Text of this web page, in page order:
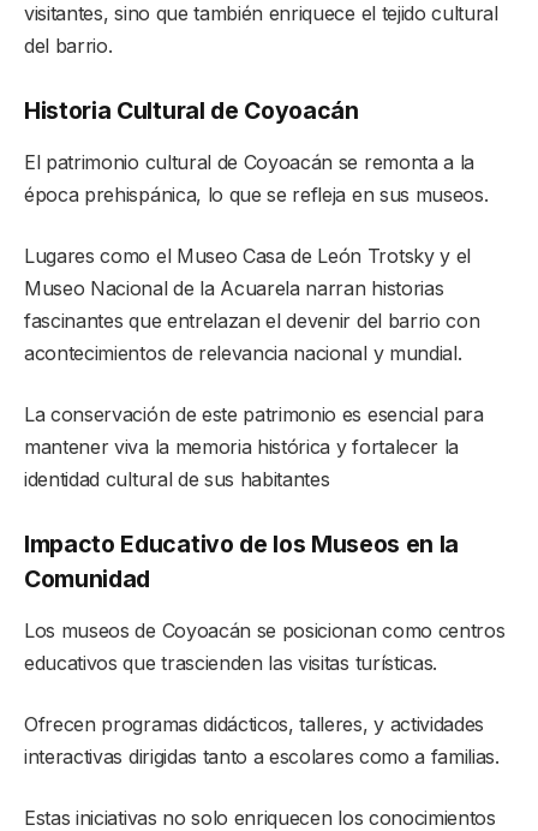
visitantes, sino que también enriquece el tejido cultural
del barrio.
Historia Cultural de Coyoacán
El patrimonio cultural de Coyoacán se remonta a la
época prehispánica, lo que se refleja en sus museos.
Lugares como el Museo Casa de León Trotsky y el
Museo Nacional de la Acuarela narran historias
fascinantes que entrelazan el devenir del barrio con
acontecimientos de relevancia nacional y mundial.
La conservación de este patrimonio es esencial para
mantener viva la memoria histórica y fortalecer la
identidad cultural de sus habitantes
Impacto Educativo de los Museos en la
Comunidad
Los museos de Coyoacán se posicionan como centros
educativos que trascienden las visitas turísticas.
Ofrecen programas didácticos, talleres, y actividades
interactivas dirigidas tanto a escolares como a familias.
Estas iniciativas no solo enriquecen los conocimientos